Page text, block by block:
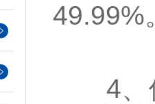
49.99%
4、使